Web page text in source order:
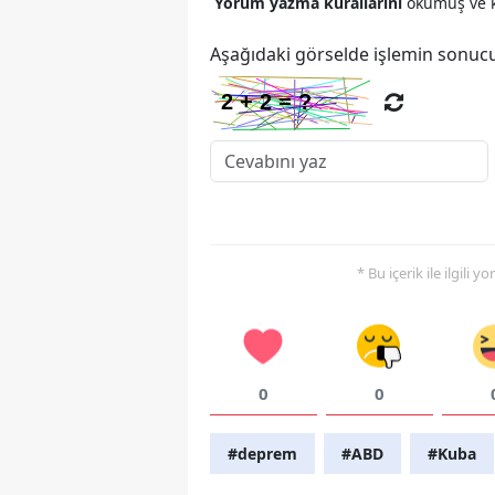
Aşağıdaki görselde işlemin
* Bu içerik ile ilgili
0 0
#deprem #ABD #Kuba